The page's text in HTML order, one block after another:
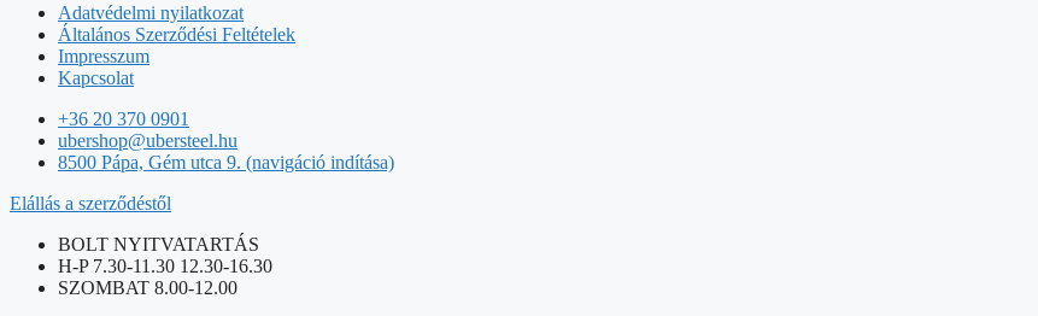
Adatvédelmi nyilatkozat
Általános Szerződési Feltételek
Impresszum
Kapcsolat
+36 20 370 0901
ubershop@ubersteel.hu
8500 Pápa, Gém utca 9. (navigáció indítása)
Elállás a szerződéstől
BOLT NYITVATARTÁS
H-P 7.30-11.30 12.30-16.30
SZOMBAT 8.00-12.00